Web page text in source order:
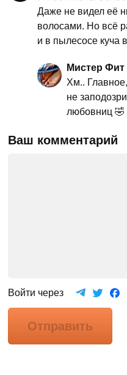
Даже не видел её
волосами. Но всё
и в пылесосе куча
Мистер Фит
Хм..
не
любовниц 🤣
Ваш комментарий
Войти через
Отправить